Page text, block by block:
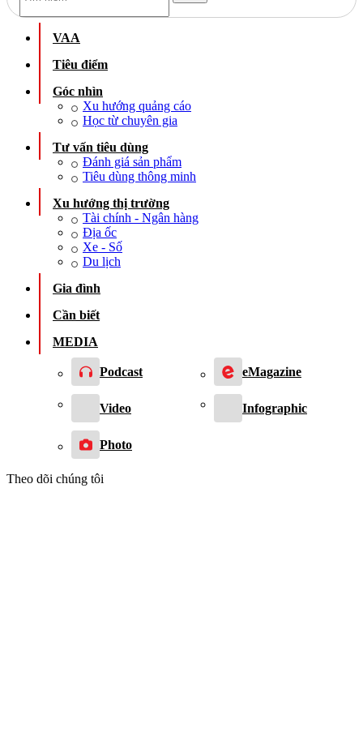
VAA
Tiêu điểm
Góc nhìn
Xu hướng quảng cáo
Học từ chuyên gia
Tư vấn tiêu dùng
Đánh giá sản phẩm
Tiêu dùng thông minh
Xu hướng thị trường
Tài chính - Ngân hàng
Địa ốc
Xe - Số
Du lịch
Gia đình
Cần biết
MEDIA
Podcast eMagazine
Video Infographic
Photo
Theo dõi chúng tôi